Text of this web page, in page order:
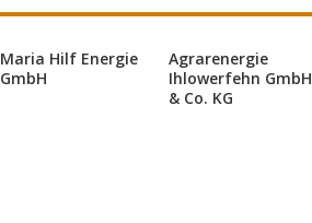
Maria Hilf Energie
GmbH
Agrarenergie
Ihlowerfehn GmbH
& Co. KG